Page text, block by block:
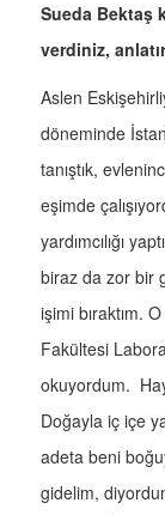
Sueda Bektaş
verdiniz, anlatır
Aslen
döneminde
tanıştık,
eşimde
yardımcılığı
biraz da zor bir
işimi bıraktım.
Fakültesi
okuyordum.
Doğayla iç içe
adeta beni
gidelim,